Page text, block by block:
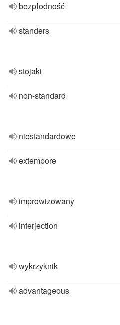
bezpłodność
standers
stojaki
non-standard
niestandardowe
extempore
improwizowany
interjection
wykrzyknik
advantageous